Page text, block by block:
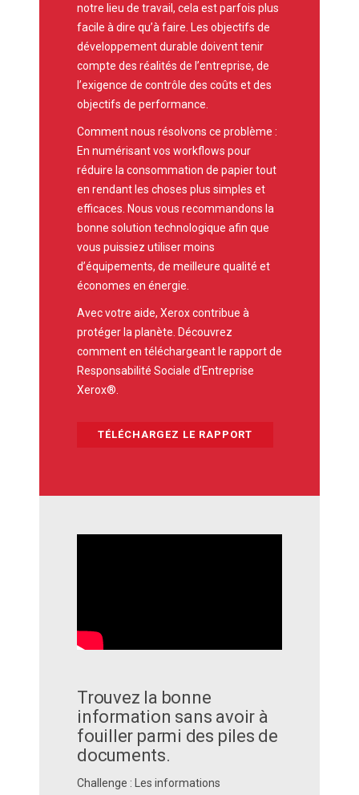
notre lieu de travail, cela est parfois plus
facile à dire qu’à faire. Les objectifs de
développement durable doivent tenir
compte des réalités de l’entreprise, de
l’exigence de contrôle des coûts et des
objectifs de performance.
Comment nous résolvons ce problème :
En numérisant vos workflows pour
réduire la consommation de papier tout
en rendant les choses plus simples et
efficaces. Nous vous recommandons la
bonne solution technologique afin que
vous puissiez utiliser moins
d’équipements, de meilleure qualité et
économes en énergie.
Avec votre aide, Xerox contribue à
protéger la planète. Découvrez
comment en téléchargeant le rapport de
Responsabilité Sociale d’Entreprise
Xerox®.
TÉLÉCHARGEZ LE RAPPORT
Trouvez la bonne
information sans avoir à
fouiller parmi des piles de
documents.
Challenge : Les informations